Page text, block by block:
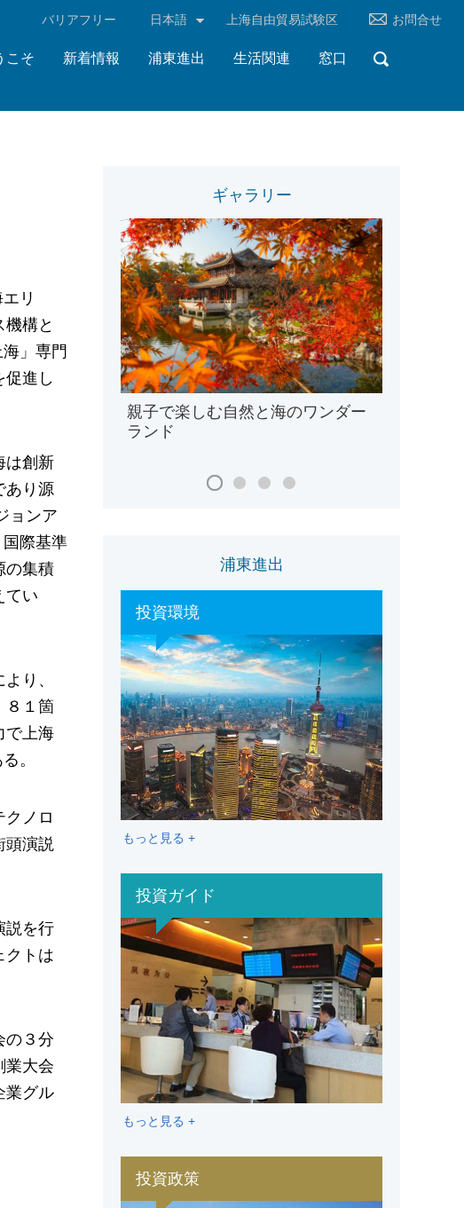
‌バリアフリー 日本語 上海自由貿易試験区 お問合せ
こそ 新着情報 浦東進出 生活関連 窓口
リ
構と
」専門
進し
は創新
あり源
ョンア
際基準
の集積
てい
り、
８１箇
で上海
。
ノロ
頭演説
説を行
クトは
の３分
業大会
業グル
ギャラリー
親子で楽しむ自然と海のワンダー
ランド
浦東進出
投資環境
もっと見る +
投資ガイド
もっと見る +
投資政策